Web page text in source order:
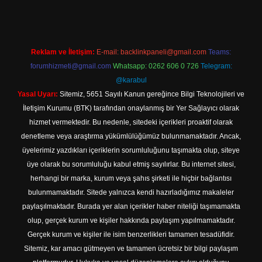
Reklam ve İletişim: E-mail: backlinkpaneli@gmail.com Teams:
forumhizmeti@gmail.com Whatsapp: 0262 606 0 726 Telegram:
@karabul
Yasal Uyarı: Sitemiz, 5651 Sayılı Kanun gereğince Bilgi Teknolojileri ve
İletişim Kurumu (BTK) tarafından onaylanmış bir Yer Sağlayıcı olarak
hizmet vermektedir. Bu nedenle, sitedeki içerikleri proaktif olarak
denetleme veya araştırma yükümlülüğümüz bulunmamaktadır. Ancak,
üyelerimiz yazdıkları içeriklerin sorumluluğunu taşımakta olup, siteye
üye olarak bu sorumluluğu kabul etmiş sayılırlar. Bu internet sitesi,
herhangi bir marka, kurum veya şahıs şirketi ile hiçbir bağlantısı
bulunmamaktadır. Sitede yalnızca kendi hazırladığımız makaleler
paylaşılmaktadır. Burada yer alan içerikler haber niteliği taşımamakta
olup, gerçek kurum ve kişiler hakkında paylaşım yapılmamaktadır.
Gerçek kurum ve kişiler ile isim benzerlikleri tamamen tesadüfidir.
Sitemiz, kar amacı gütmeyen ve tamamen ücretsiz bir bilgi paylaşım